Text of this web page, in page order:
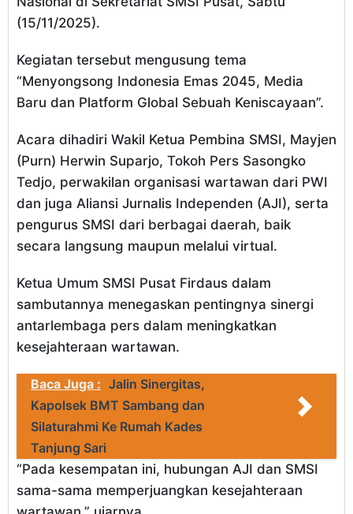
(15/11/2025).
Kegiatan tersebut mengusung tema
“Menyongsong Indonesia Emas 2045, Media
Baru dan Platform Global Sebuah Keniscayaan”.
Acara dihadiri Wakil Ketua Pembina SMSI, Mayjen
(Purn) Herwin Suparjo, Tokoh Pers Sasongko
Tedjo, perwakilan organisasi wartawan dari PWI
dan juga Aliansi Jurnalis Independen (AJI), serta
pengurus SMSI dari berbagai daerah, baik
secara langsung maupun melalui virtual.
Ketua Umum SMSI Pusat Firdaus dalam
sambutannya menegaskan pentingnya sinergi
antarlembaga pers dalam meningkatkan
kesejahteraan wartawan.
Baca Juga : Jalin Sinergitas,
Kapolsek BMT Sambang dan
Silaturahmi Ke Rumah Kades
Tanjung Sari
“Pada kesempatan ini, hubungan AJI dan SMSI
sama-sama memperjuangkan kesejahteraan